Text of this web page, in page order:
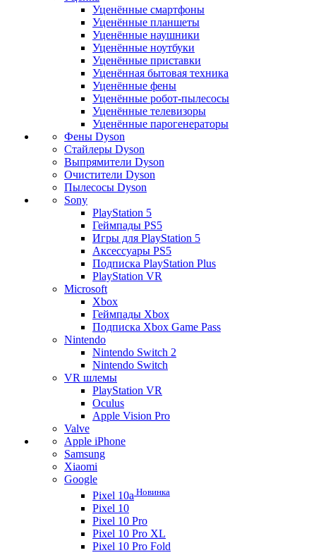
Уценённые смартфоны
Уценённые планшеты
Уценённые наушники
Уценённые ноутбуки
Уценённые приставки
Уценённая бытовая техника
Уценённые фены
Уценённые робот-пылесосы
Уценённые телевизоры
Уценённые парогенераторы
Фены Dyson
Стайлеры Dyson
Выпрямители Dyson
Очистители Dyson
Пылесосы Dyson
Sony
PlayStation 5
Геймпады PS5
Игры для PlayStation 5
Аксессуары PS5
Подписка PlayStation Plus
PlayStation VR
Microsoft
Xbox
Геймпады Xbox
Подписка Xbox Game Pass
Nintendo
Nintendo Switch 2
Nintendo Switch
VR шлемы
PlayStation VR
Oculus
Apple Vision Pro
Valve
Apple iPhone
Samsung
Xiaomi
Google
Pixel 10a Новинка
Pixel 10
Pixel 10 Pro
Pixel 10 Pro XL
Pixel 10 Pro Fold